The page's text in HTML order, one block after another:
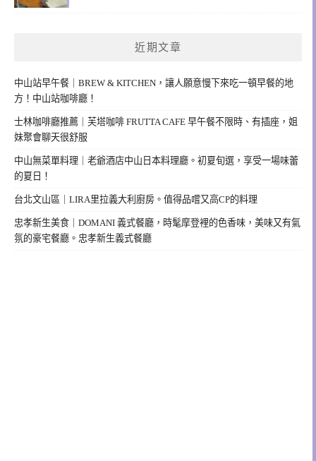
近期文章
中山站早午餐｜BREW & KITCHEN，讓人願意慢下來吃一頓早餐的地
方！中山站咖啡廳！
士林咖啡廳推薦｜芙塔咖啡 FRUTTA CAFE 早午餐不限時、有插座，姐
妹聚會聊天很舒服
中山無菜單料理｜老爺酒店中山日本料理廳。初夏旬選，享受一場味蕾
的夏日！
台北文山區｜LIRA里拉義大利廚房。值得品嚐又高CP的料理
忠孝新生美食｜DOMANI 義式餐廳，時髦摩登裡的色香味，美味又有氣
氛的豪宅餐廳。忠孝新生義式餐廳